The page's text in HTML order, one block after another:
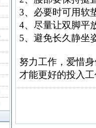
3、必要时可用软
4、尽量让双脚平
5、避免长久静坐
努力工作，爱惜
才能更好的投入